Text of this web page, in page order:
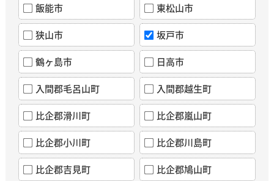
飯能市 東松山市
狭山市 坂戸市
鶴ヶ島市 日高市
入間郡毛呂山町 入間郡越生町
比企郡滑川町 比企郡嵐山町
比企郡小川町 比企郡川島町
比企郡吉見町 比企郡鳩山町